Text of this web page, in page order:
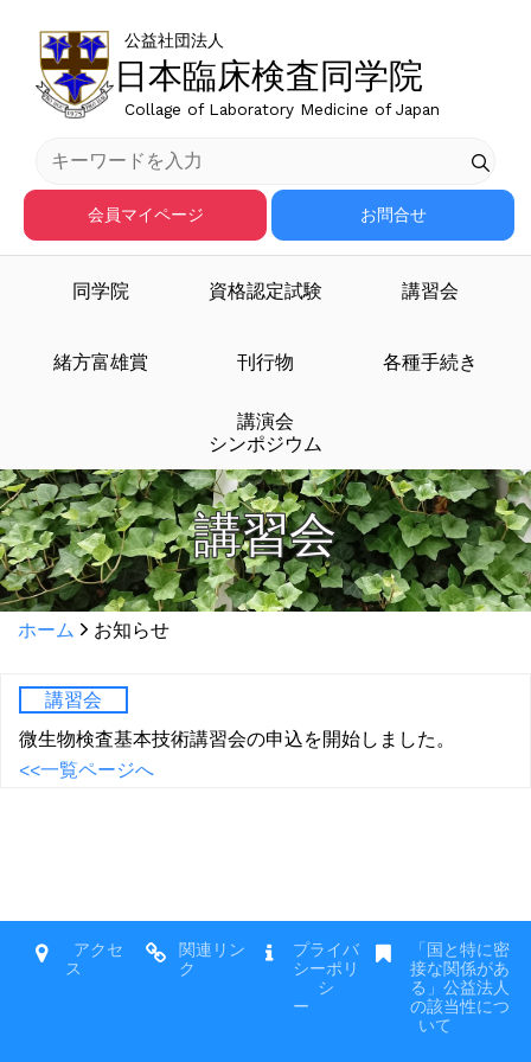
日本臨床検査同学院
公益社団法人
Collage of Laboratory Medicine of Japan
会員マイページ お問合せ
同学院 資格認定試験 講習会
緒方富雄賞 刊行物 各種手続き
講演会
シンポジウム
講習会
ホーム お知らせ
講習会
微生物検査基本技術講習会の申込を開始しました。
<<一覧ページへ
アクセ
ス
関連リン
ク
プライバ
シーポリ
シ
ー
「国と特に密
接な関係があ
る」公益法人
の該当性につ
いて